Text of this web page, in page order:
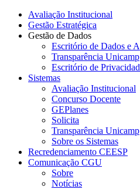
Avaliação Institucional
Gestão Estratégica
Gestão de Dados
Escritório de Dados e
Transparência Unicamp
Escritório de
Sistemas
Avaliação Institucional
Concurso Docente
GEPlanes
Solicita
Transparência Unicamp
Sobre os Sistemas
Recredenciamento CEESP
Comunicação CGU
Sobre
Notícias